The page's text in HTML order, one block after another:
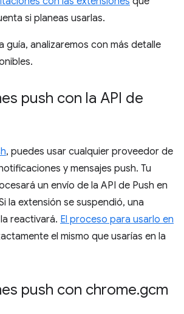
si planeas usarlas.
guía, analizaremos con más detalle
push con la API de
, puedes usar cualquier proveedor de
y mensajes push. Tu
un envío de la API de Push en
la extensión se suspendió, una
reactivará. El proceso para usarlo en
el mismo que usarías en la
push con chrome.gcm